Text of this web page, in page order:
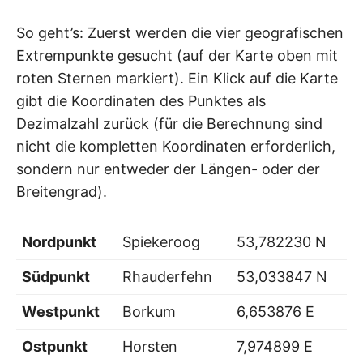
So geht’s: Zuerst werden die vier geografischen
Extrempunkte gesucht (auf der Karte oben mit
roten Sternen markiert). Ein Klick auf die Karte
gibt die Koordinaten des Punktes als
Dezimalzahl zurück (für die Berechnung sind
nicht die kompletten Koordinaten erforderlich,
sondern nur entweder der Längen- oder der
Breitengrad).
Nordpunkt Spiekeroog 53,782230 N
Südpunkt Rhauderfehn 53,033847 N
Westpunkt Borkum 6,653876 E
Ostpunkt Horsten 7,974899 E